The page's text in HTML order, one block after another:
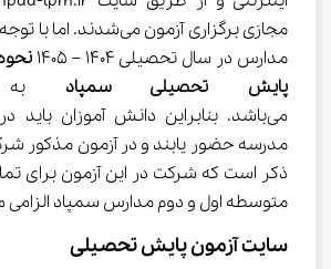
مجازی برگزاری آزمون
مدارس در سال تحصیلی 1404 – 1405
پایش تحصیلی سمپاد
می‌باشد. بنابراین دانش آموزان باید
مدرسه حضور یابند و در آزمون مذکور
ذکر است که شرکت در این آزمون برای
متوسطه اول و دوم مدارس سمپاد الزامی
سایت آزمون پایش تحصیلی